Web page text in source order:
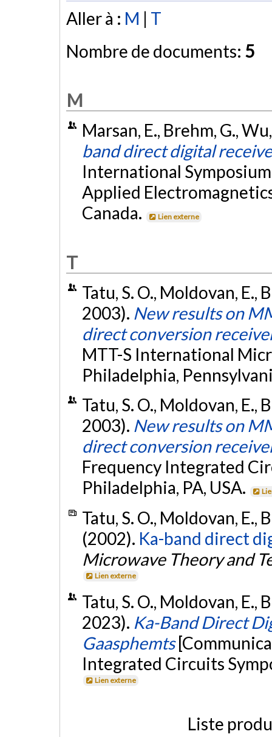
Aller à : M | T
Nombre de documents: 5
M
Marsan, E., Brehm, G.,
band direct digital
International
Applied
Canada.
Lien externe
T
Tatu, S. O., Moldovan, E.,
2003). New results on
direct conversion
MTT-S International
Philadelphia,
Tatu, S. O., Moldovan, E.,
2003). New results on
direct conversion
Frequency Integrated
Philadelphia, PA, USA.
Tatu, S. O., Moldovan, E.,
(2002). Ka-band direct
Microwave Theory and
Lien externe
Tatu, S. O., Moldovan, E.,
2023). Ka-Band Direct
Gaasphemts
Integrated Circuits
Lien externe
Liste